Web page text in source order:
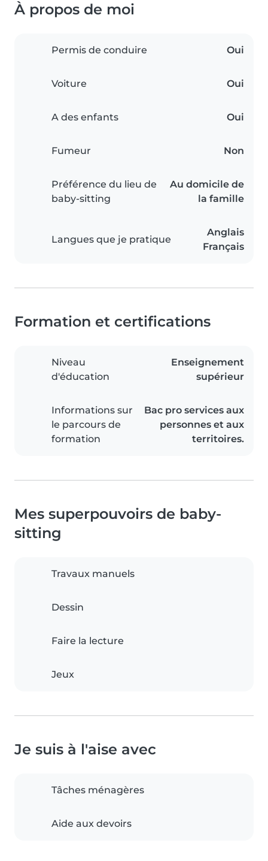
À propos de moi
Permis de conduire Oui
Voiture Oui
A des enfants Oui
Fumeur Non
Préférence du lieu de
baby-sitting
Au domicile de
la famille
Langues que je pratique
Anglais
Français
Formation et certifications
Niveau
d'éducation
Enseignement
supérieur
Informations sur
le parcours de
formation
Bac pro services aux
personnes et aux
territoires.
Mes superpouvoirs de baby-
sitting
Travaux manuels
Dessin
Faire la lecture
Jeux
Je suis à l'aise avec
Tâches ménagères
Aide aux devoirs